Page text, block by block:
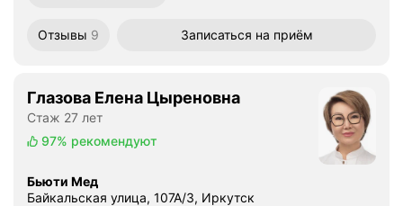
Отзывы 9 Записаться на приём
Глазова Елена Цыреновна
Стаж 27 лет
97% рекомендуют
Бьюти Мед
Байкальская улица, 107А/3, Иркутск